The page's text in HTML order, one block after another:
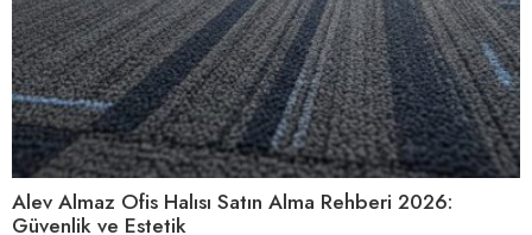
Alev Almaz Ofis Halısı Satın Alma Rehberi 2026:
Güvenlik ve Estetik